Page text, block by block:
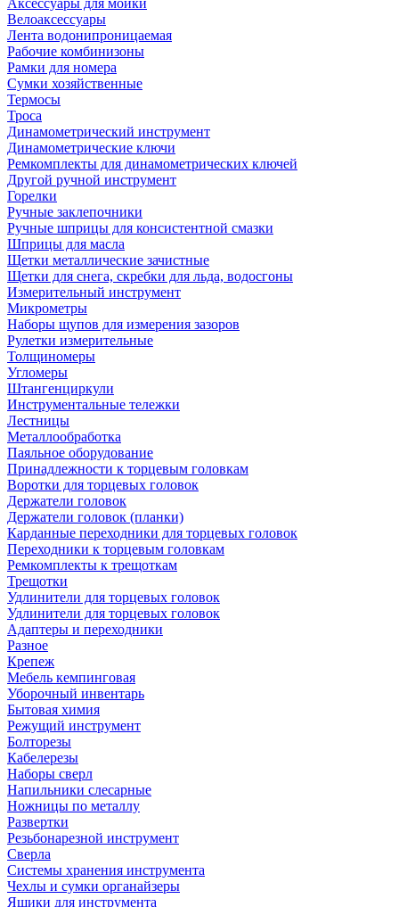
Аксессуары для мойки
Велоаксессуары
Лента водонипроницаемая
Рабочие комбинизоны
Рамки для номера
Сумки хозяйственные
Термосы
Троса
Динамометрический инструмент
Динамометрические ключи
Ремкомплекты для динамометрических ключей
Другой ручной инструмент
Горелки
Ручные заклепочники
Ручные шприцы для консистентной смазки
Шприцы для масла
Щетки металлические зачистные
Щетки для снега, скребки для льда, водосгоны
Измерительный инструмент
Микрометры
Наборы щупов для измерения зазоров
Рулетки измерительные
Толщиномеры
Угломеры
Штангенциркули
Инструментальные тележки
Лестницы
Металлообработка
Паяльное оборудование
Принадлежности к торцевым головкам
Воротки для торцевых головок
Держатели головок
Держатели головок (планки)
Карданные переходники для торцевых головок
Переходники к торцевым головкам
Ремкомплекты к трещоткам
Трещотки
Удлинители для торцевых головок
Удлинители для торцевых головок
Адаптеры и переходники
Разное
Крепеж
Мебель кемпинговая
Уборочный инвентарь
Бытовая химия
Режущий инструмент
Болторезы
Кабелерезы
Наборы сверл
Напильники слесарные
Ножницы по металлу
Развертки
Резьбонарезной инструмент
Сверла
Системы хранения инструмента
Чехлы и сумки органайзеры
Ящики для инструмента